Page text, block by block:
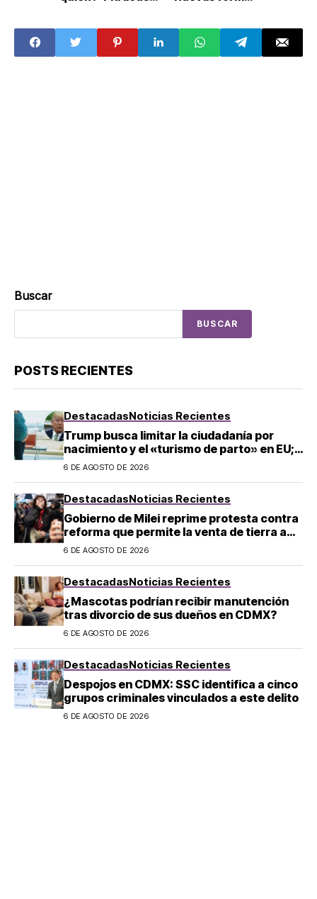
a legisladores
Buscar
BUSCAR
POSTS RECIENTES
DestacadasNoticias Recientes
Trump busca limitar la ciudadanía por
nacimiento y el «turismo de parto» en EU;
¿a quién afecta?
6 DE AGOSTO DE 2026
DestacadasNoticias Recientes
Gobierno de Milei reprime protesta contra
reforma que permite la venta de tierra a
extranjeros en Argentina
6 DE AGOSTO DE 2026
DestacadasNoticias Recientes
¿Mascotas podrían recibir manutención
tras divorcio de sus dueños en CDMX?
6 DE AGOSTO DE 2026
DestacadasNoticias Recientes
Despojos en CDMX: SSC identifica a cinco
grupos criminales vinculados a este delito
6 DE AGOSTO DE 2026